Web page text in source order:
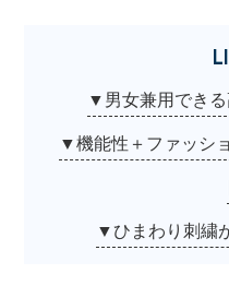
▼男女兼用でき
▼機能性＋ファッシ
▼ひまわり刺繍